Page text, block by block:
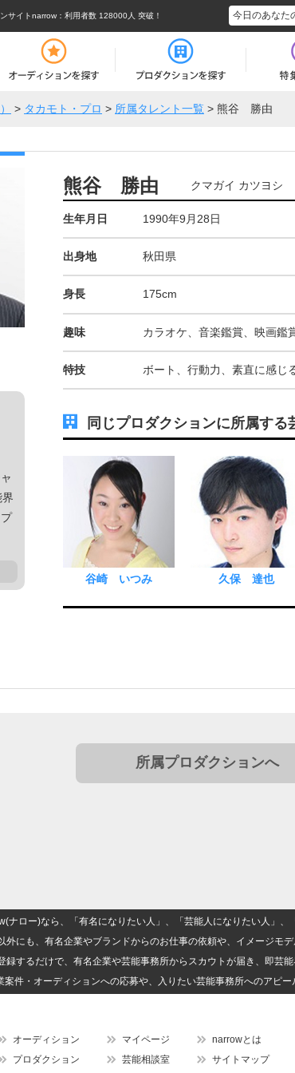
サイトnarrow ：利用者数 128000人 突破！ 今日のあなた
> タカモト・プロ > 所属タレント一覧 > 熊谷 勝由
熊谷 勝由 クマガイ カツヨシ
生年月日 1990年9月28日
出身地 秋田県
身長 175cm
趣味 カラオケ、音楽鑑賞、映画鑑
特技 ボート、行動力、素直に感じ
同じプロダクションに所属する
谷崎 いつみ 久保 達也
所属プロダクションへ
ナロー)なら、「有名になりたい人」、「芸能人になりたい人」、
外にも、有名企業やブランドからのお仕事の依頼や、イメージモ
録するだけで、有名企業や芸能事務所からスカウトが届き、即芸
案件・オーディションへの応募や、入りたい芸能事務所へのアピー
オーディション
プロダクション
マイページ
芸能相談室
narrowとは
サイトマップ